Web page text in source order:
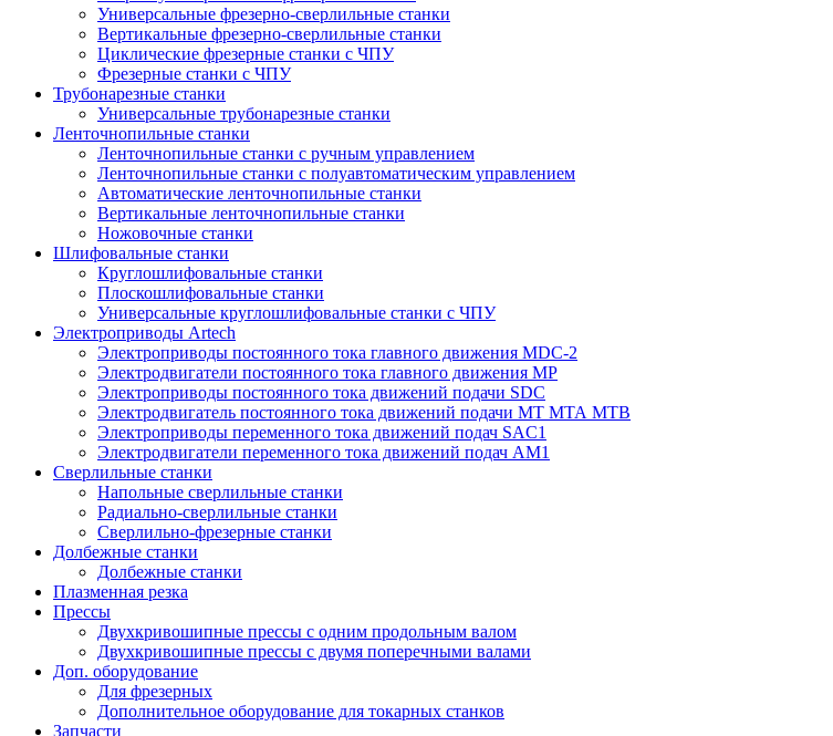
Универсальные фрезерно-сверлильные станки
Вертикальные фрезерно-сверлильные станки
Циклические фрезерные станки с ЧПУ
Фрезерные станки с ЧПУ
Трубонарезные станки
Универсальные трубонарезные станки
Ленточнопильные станки
Ленточнопильные станки с ручным управлением
Ленточнопильные станки с полуавтоматическим управлением
Автоматические ленточнопильные станки
Вертикальные ленточнопильные станки
Ножовочные станки
Шлифовальные станки
Круглошлифовальные станки
Плоскошлифовальные станки
Универсальные круглошлифовальные станки с ЧПУ
Электроприводы Artech
Электроприводы постоянного тока главного движения MDC-2
Электродвигатели постоянного тока главного движения МР
Электроприводы постоянного тока движений подачи SDC
Электродвигатель постоянного тока движений подачи МТ МТА МТВ
Электроприводы переменного тока движений подач SAC1
Электродвигатели переменного тока движений подач AM1
Сверлильные станки
Напольные сверлильные станки
Радиально-сверлильные станки
Сверлильно-фрезерные станки
Долбежные станки
Долбежные станки
Плазменная резка
Прессы
Двухкривошипные прессы с одним продольным валом
Двухкривошипные прессы с двумя поперечными валами
Доп. оборудование
Для фрезерных
Дополнительное оборудование для токарных станков
Запчасти